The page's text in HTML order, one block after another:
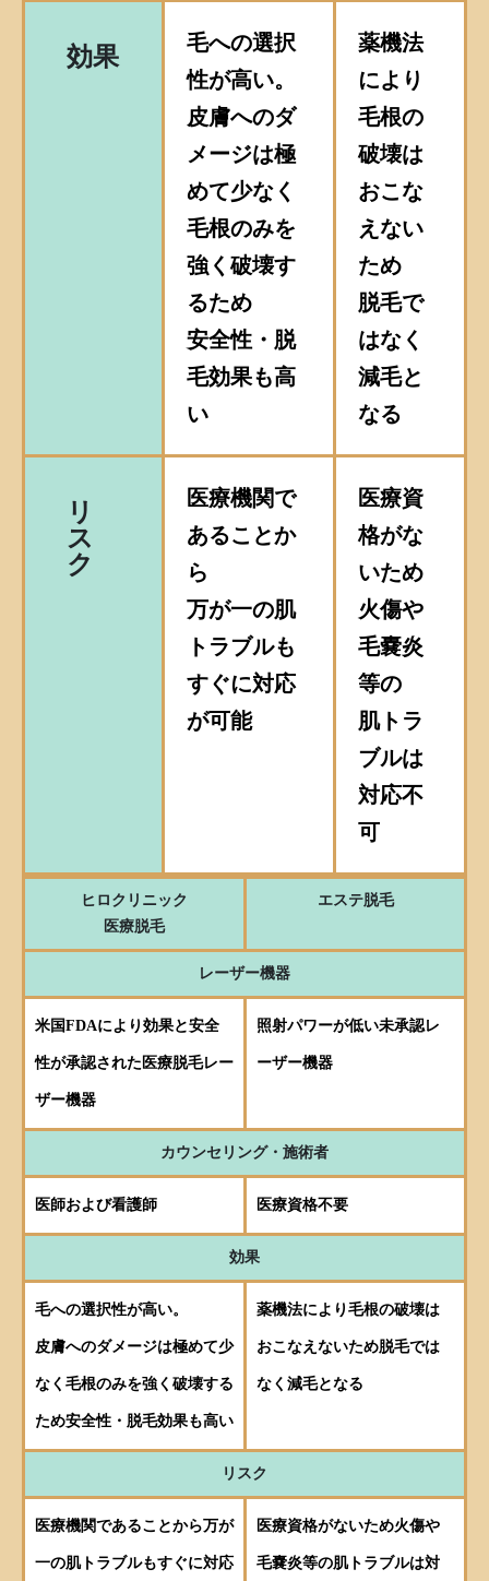
効果
毛への選択
性が高い。
皮膚へのダ
メージは極
めて少なく
毛根のみを
強く破壊す
るため
安全性・脱
毛効果も高
い
薬機法
により
毛根の
破壊は
おこな
えない
ため
脱毛で
はなく
減毛と
なる
リ
ス
ク
医療機関で
あることか
ら
万が一の肌
トラブルも
すぐに対応
が可能
医療資
格がな
いため
火傷や
毛嚢炎
等の
肌トラ
ブルは
対応不
可
ヒロクリニック
医療脱毛
エステ脱毛
レーザー機器
米国FDAにより効果と安全
性が承認された医療脱毛レー
ザー機器
照射パワーが低い未承認レ
ーザー機器
カウンセリング・施術者
医師および看護師 医療資格不要
効果
毛への選択性が高い。
皮膚へのダメージは極めて少
なく毛根のみを強く破壊する
ため安全性・脱毛効果も高い
薬機法により毛根の破壊は
おこなえないため脱毛では
なく減毛となる
リスク
医療機関であることから万が
一の肌トラブルもすぐに対応
医療資格がないため火傷や
毛嚢炎等の肌トラブルは対